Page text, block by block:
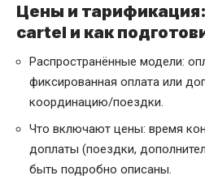
Цены и
cartel и как
Распространённые модели:
фиксированная оплата или
координацию/поездки.
Что включают цены: время
доплаты (поездки,
быть подробно описаны.